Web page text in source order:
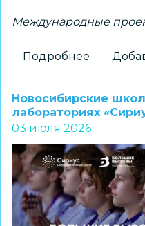
Международные
Подробнее
к
участию
в
Новосибирские
лабораториях
03 июля 2026